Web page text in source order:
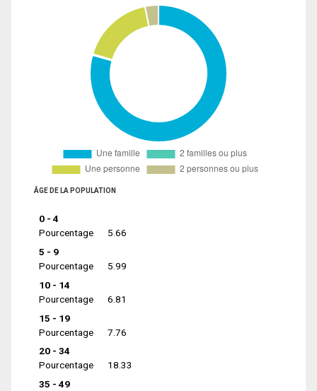
ÂGE DE LA POPULATION
0 - 4
Pourcentage
5.66
5 - 9
Pourcentage
5.99
10 - 14
Pourcentage
6.81
15 - 19
Pourcentage
7.76
20 - 34
Pourcentage
18.33
35 - 49